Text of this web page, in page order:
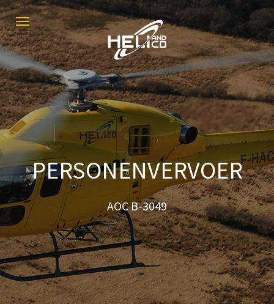
Toggle
navigation
PERSONENVERVOER
AOC B-3049
PERSONENVERVOER
AOC B-3049